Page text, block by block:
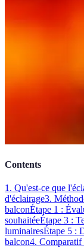
Contents
1. Qu'est-ce que
d'éclairage3.
balconÉtape 1 :
souhaitéeÉtape 3 :
luminairesÉtape 5 :
balcon4. Comparatif